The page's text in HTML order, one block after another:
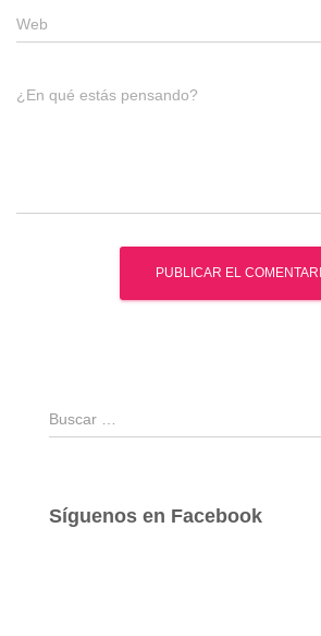
Web
¿En qué estás pensando?
B
u
a
Síguenos en Facebook